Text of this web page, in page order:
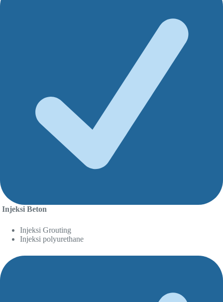
Injeksi Beton
Injeksi Grouting
Injeksi polyurethane